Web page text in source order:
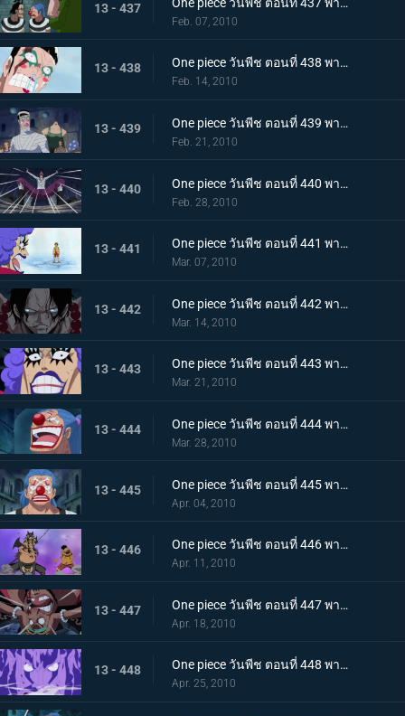
13 - 437
Feb. 07, 2010
13 - 438 One piece วันพีช ตอนที่ 438 พากย์ไทย สรวงสวรรค์ในนรก อิมเพลดาวน์ชั้นที่ 5.5
Feb. 14, 2010
13 - 439 One piece วันพีช ตอนที่ 439 พากย์ไทย เริ่มการรักษาลูฟี่! ด้วยพลังปาฎิหาริย์ของคุณอีวา!
Feb. 21, 2010
13 - 440 One piece วันพีช ตอนที่ 440 พากย์ไทย จงเชื่อในปาฎิหาริย์! เสียงเชียร์จากจิตวิญญาณของบอนเคร
Feb. 28, 2010
13 - 441 One piece วันพีช ตอนที่ 441 พากย์ไทย ลูฟี่ฟื้นคืนชีพ! คุณอีวาเริ่มแผนการแหกคุก!!
Mar. 07, 2010
13 - 442 One piece วันพีช ตอนที่ 442 พากย์ไทย เริ่มการส่งตัวเอส! การต่อสู้ในเลเวล 6 ที่อยู่ลึกสุด!!
Mar. 14, 2010
13 - 443 One piece วันพีช ตอนที่ 443 พากย์ไทย ทีมสุดแกร่งถือกำเนิด! สะเทือนลั่นทั้งอิมเพลดาวน์!
Mar. 21, 2010
13 - 444 One piece วันพีช ตอนที่ 444 พากย์ไทย ความวุ่นวายยิ่งโหมกระหน่ำ! ทีชหนวดดำเข้าจู่โจม!
Mar. 28, 2010
13 - 445 One piece วันพีช ตอนที่ 445 พากย์ไทย การเผชิญหน้าสุดอันตราย! หนวดดำและชิริวแห่งสายฝน!
Apr. 04, 2010
13 - 446 One piece วันพีช ตอนที่ 446 พากย์ไทย ยังไงก็จะไม่ยอมแพ้! ฮันนิบาลเอาจริงแล้ว
Apr. 11, 2010
13 - 447 One piece วันพีช ตอนที่ 447 พากย์ไทย หมัดปืนเจ็ตแห่งความโกรธ! ลูฟี่ ปะทะ หนวดดำ!
Apr. 18, 2010
13 - 448 One piece วันพีช ตอนที่ 448 พากย์ไทย หยุดมาเจลแลนไว้! คุณอีวาเผยไม้ตายก้นหีบ!
Apr. 25, 2010